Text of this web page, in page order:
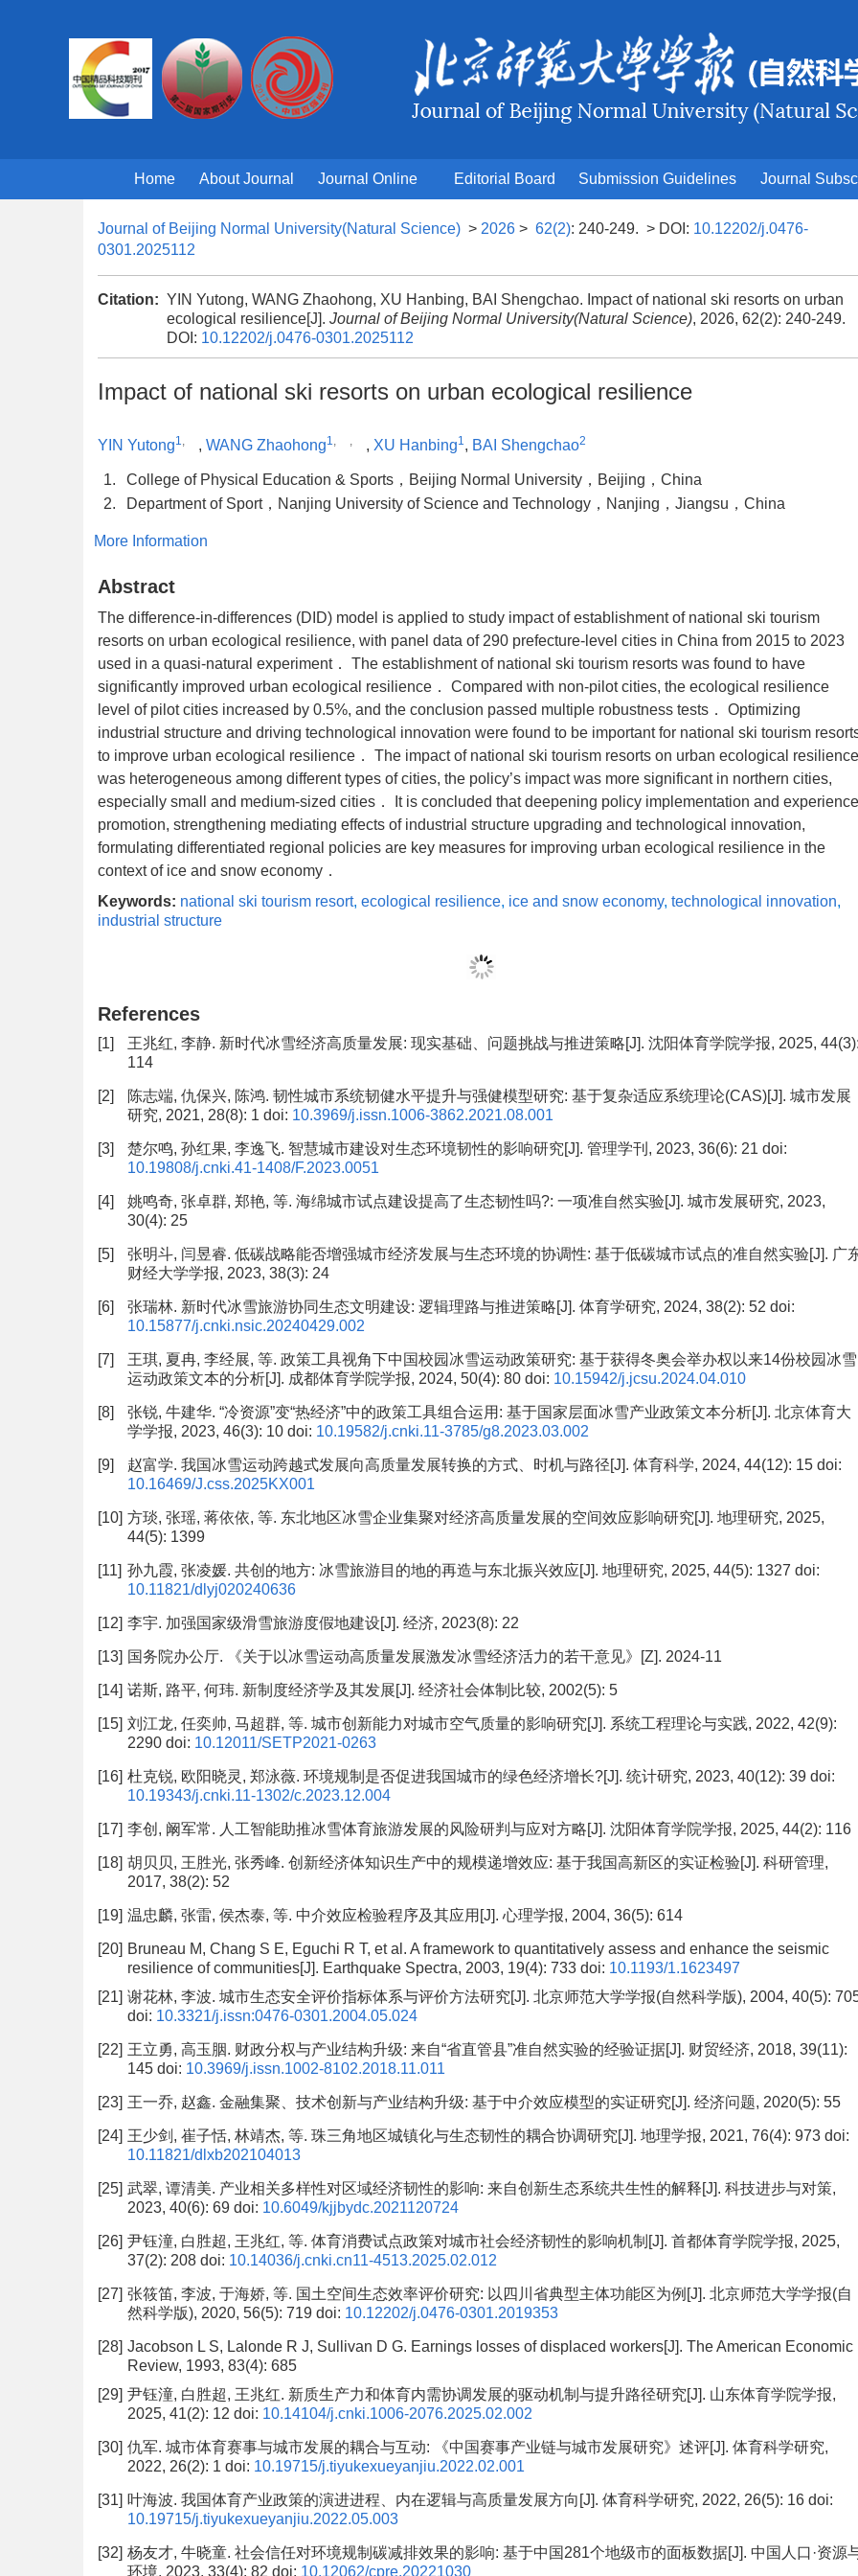
Home About Journal Journal Online Editorial Board Submission Guidelines Journal
Journal of Beijing Normal University(Natural Science) > 2026 > 62(2): 240-249. > DOI: 10.12202/j.0476-
0301.2025112
Citation: YIN Yutong, WANG Zhaohong, XU Hanbing, BAI Shengchao. Impact of national ski resorts on urban
ecological resilience[J]. Journal of Beijing Normal University(Natural Science), 2026, 62(2): 240-249.
DOI: 10.12202/j.0476-0301.2025112
Impact of national ski resorts on urban ecological resilience
YIN Yutong1, , WANG Zhaohong1, , , XU Hanbing1, BAI Shengchao2
1.
College of Physical Education & Sports，Beijing Normal University，Beijing，China
2.
Department of Sport，Nanjing University of Science and Technology，Nanjing，Jiangsu，China
More Information
Abstract
The difference-in-differences (DID) model is applied to study impact of establishment of national ski tourism
resorts on urban ecological resilience, with panel data of 290 prefecture-level cities in China from 2015 to 2023
used in a quasi-natural experiment． The establishment of national ski tourism resorts was found to have
significantly improved urban ecological resilience． Compared with non-pilot cities, the ecological resilience
level of pilot cities increased by 0.5%, and the conclusion passed multiple robustness tests． Optimizing
industrial structure and driving technological innovation were found to be important for national ski tourism
to improve urban ecological resilience． The impact of national ski tourism resorts on urban ecological resilience
was heterogeneous among different types of cities, the policy’s impact was more significant in northern cities,
especially small and medium-sized cities． It is concluded that deepening policy implementation and experience
promotion, strengthening mediating effects of industrial structure upgrading and technological innovation,
formulating differentiated regional policies are key measures for improving urban ecological resilience in the
context of ice and snow economy．
Keywords: national ski tourism resort, ecological resilience, ice and snow economy, technological innovation,
industrial structure
References
[1]
王兆红, 李静. 新时代冰雪经济高质量发展: 现实基础、问题挑战与推进策略[J]. 沈阳体育学院学报, 2025,
114
[2]
陈志端, 仇保兴, 陈鸿. 韧性城市系统韧健水平提升与强健模型研究: 基于复杂适应系统理论(CAS)[J]. 城市发展
研究, 2021, 28(8): 1 doi: 10.3969/j.issn.1006-3862.2021.08.001
[3] 楚尔鸣, 孙红果, 李逸飞. 智慧城市建设对生态环境韧性的影响研究[J]. 管理学刊, 2023, 36(6): 21 doi:
10.19808/j.cnki.41-1408/F.2023.0051
[4]
姚鸣奇, 张卓群, 郑艳, 等. 海绵城市试点建设提高了生态韧性吗?: 一项准自然实验[J]. 城市发展研究, 2023,
30(4): 25
[5]
张明斗, 闫昱睿. 低碳战略能否增强城市经济发展与生态环境的协调性: 基于低碳城市试点的准自然实验[J]. 广
财经大学学报, 2023, 38(3): 24
[6] 张瑞林. 新时代冰雪旅游协同生态文明建设: 逻辑理路与推进策略[J]. 体育学研究, 2024, 38(2): 52 doi:
10.15877/j.cnki.nsic.20240429.002
[7]
王琪, 夏冉, 李经展, 等. 政策工具视角下中国校园冰雪运动政策研究: 基于获得冬奥会举办权以来14份校园冰雪
运动政策文本的分析[J]. 成都体育学院学报, 2024, 50(4): 80 doi: 10.15942/j.jcsu.2024.04.010
[8]
张锐, 牛建华. “冷资源”变“热经济”中的政策工具组合运用: 基于国家层面冰雪产业政策文本分析[J]. 北京体育大
学学报, 2023, 46(3): 10 doi: 10.19582/j.cnki.11-3785/g8.2023.03.002
[9] 赵富学. 我国冰雪运动跨越式发展向高质量发展转换的方式、时机与路径[J]. 体育科学, 2024, 44(12): 15 doi:
10.16469/J.css.2025KX001
[10] 方琰, 张瑶, 蒋依依, 等. 东北地区冰雪企业集聚对经济高质量发展的空间效应影响研究[J]. 地理研究, 2025,
44(5): 1399
[11] 孙九霞, 张凌媛. 共创的地方: 冰雪旅游目的地的再造与东北振兴效应[J]. 地理研究, 2025, 44(5): 1327 doi:
10.11821/dlyj020240636
[12] 李宇. 加强国家级滑雪旅游度假地建设[J]. 经济, 2023(8): 22
[13] 国务院办公厅. 《关于以冰雪运动高质量发展激发冰雪经济活力的若干意见》[Z]. 2024-11
[14] 诺斯, 路平, 何玮. 新制度经济学及其发展[J]. 经济社会体制比较, 2002(5): 5
[15] 刘江龙, 任奕帅, 马超群, 等. 城市创新能力对城市空气质量的影响研究[J]. 系统工程理论与实践, 2022, 42(9):
2290 doi: 10.12011/SETP2021-0263
[16] 杜克锐, 欧阳晓灵, 郑泳薇. 环境规制是否促进我国城市的绿色经济增长?[J]. 统计研究, 2023, 40(12): 39 doi:
10.19343/j.cnki.11-1302/c.2023.12.004
[17] 李创, 阚军常. 人工智能助推冰雪体育旅游发展的风险研判与应对方略[J]. 沈阳体育学院学报, 2025, 44(2): 116
[18] 胡贝贝, 王胜光, 张秀峰. 创新经济体知识生产中的规模递增效应: 基于我国高新区的实证检验[J]. 科研管理,
2017, 38(2): 52
[19] 温忠麟, 张雷, 侯杰泰, 等. 中介效应检验程序及其应用[J]. 心理学报, 2004, 36(5): 614
[20] Bruneau M, Chang S E, Eguchi R T, et al. A framework to quantitatively assess and enhance the seismic
resilience of communities[J]. Earthquake Spectra, 2003, 19(4): 733 doi: 10.1193/1.1623497
[21] 谢花林, 李波. 城市生态安全评价指标体系与评价方法研究[J]. 北京师范大学学报(自然科学版), 2004, 40(5):
doi: 10.3321/j.issn:0476-0301.2004.05.024
[22] 王立勇, 高玉胭. 财政分权与产业结构升级: 来自“省直管县”准自然实验的经验证据[J]. 财贸经济, 2018, 39(11):
145 doi: 10.3969/j.issn.1002-8102.2018.11.011
[23] 王一乔, 赵鑫. 金融集聚、技术创新与产业结构升级: 基于中介效应模型的实证研究[J]. 经济问题, 2020(5): 55
[24] 王少剑, 崔子恬, 林靖杰, 等. 珠三角地区城镇化与生态韧性的耦合协调研究[J]. 地理学报, 2021, 76(4): 973 doi:
10.11821/dlxb202104013
[25] 武翠, 谭清美. 产业相关多样性对区域经济韧性的影响: 来自创新生态系统共生性的解释[J]. 科技进步与对策,
2023, 40(6): 69 doi: 10.6049/kjjbydc.2021120724
[26] 尹钰潼, 白胜超, 王兆红, 等. 体育消费试点政策对城市社会经济韧性的影响机制[J]. 首都体育学院学报, 2025,
37(2): 208 doi: 10.14036/j.cnki.cn11-4513.2025.02.012
[27] 张筱笛, 李波, 于海娇, 等. 国土空间生态效率评价研究: 以四川省典型主体功能区为例[J]. 北京师范大学学报(自
然科学版), 2020, 56(5): 719 doi: 10.12202/j.0476-0301.2019353
[28] Jacobson L S, Lalonde R J, Sullivan D G. Earnings losses of displaced workers[J]. The American Economic
Review, 1993, 83(4): 685
[29] 尹钰潼, 白胜超, 王兆红. 新质生产力和体育内需协调发展的驱动机制与提升路径研究[J]. 山东体育学院学报,
2025, 41(2): 12 doi: 10.14104/j.cnki.1006-2076.2025.02.002
[30] 仇军. 城市体育赛事与城市发展的耦合与互动: 《中国赛事产业链与城市发展研究》述评[J]. 体育科学研究,
2022, 26(2): 1 doi: 10.19715/j.tiyukexueyanjiu.2022.02.001
[31] 叶海波. 我国体育产业政策的演进进程、内在逻辑与高质量发展方向[J]. 体育科学研究, 2022, 26(5): 16 doi:
10.19715/j.tiyukexueyanjiu.2022.05.003
[32] 杨友才, 牛晓童. 社会信任对环境规制碳减排效果的影响: 基于中国281个地级市的面板数据[J]. 中国人口·资源
环境, 2023, 33(4): 82 doi: 10.12062/cpre.20221030